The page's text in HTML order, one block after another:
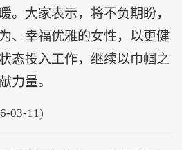
。大家表示，将不负期盼，
、幸福优雅的女性，以更健
态投入工作，继续以巾帼之
力量。
03-11)